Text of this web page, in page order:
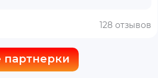
128 отзывов
партнерки